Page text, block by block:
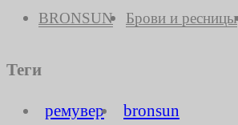
BRONSUN Брови и ресницы
Теги
ремувер bronsun